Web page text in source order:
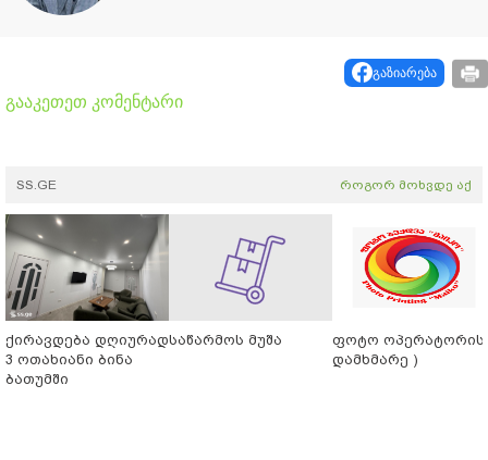
გაზიარება
გააკეთეთ კომენტარი
SS.GE როგორ მოხვდე აქ
ქირავდება დღიურად
3 ოთახიანი ბინა
ბათუმში
საწარმოს მუშა
ფოტო ოპერატორის
დამხმარე )